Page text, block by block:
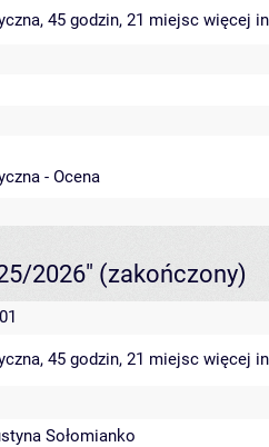
45 godzin, 21 miejsc więcej
- Ocena
2026" (zakończony)
45 godzin, 21 miejsc więcej
Sołomianko